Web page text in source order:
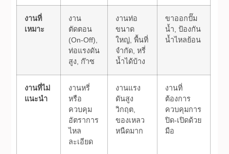
งานที่
เหมาะ
งาน
ตัดตอน
(On-Off),
ท่อแรงดัน
สูง, ก๊าซ
งานท่อ
ขนาด
ใหญ่, พื้นที่
จำกัด, หรี่
น้ำได้บ้าง
ขาออกปั๊ม
น้ำ, ป้องกัน
น้ำไหลย้อน
งานที่ไม่
แนะนำ
งานหรี่
หรือ
ควบคุม
อัตราการ
ไหล
ละเอียด
งานแรง
ดันสูง
วิกฤต,
ของเหลว
หนืดมาก
งานที่
ต้องการ
ควบคุมการ
ปิด-เปิดด้วย
มือ